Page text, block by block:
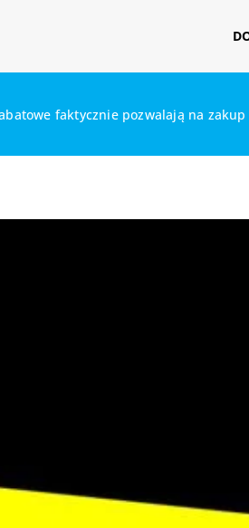
faktycznie pozwalają na